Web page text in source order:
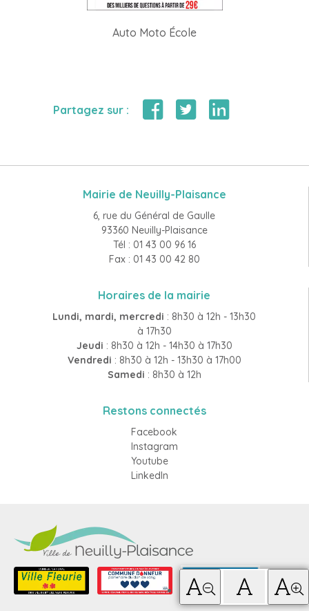
Auto Moto École
Partagez sur :
Mairie de Neuilly-Plaisance
6, rue du Général de Gaulle
93360 Neuilly-Plaisance
Tél : 01 43 00 96 16
Fax : 01 43 00 42 80
Horaires de la mairie
Lundi, mardi, mercredi : 8h30 à 12h - 13h30
à 17h30
Jeudi : 8h30 à 12h - 14h30 à 17h30
Vendredi : 8h30 à 12h - 13h30 à 17h00
Samedi : 8h30 à 12h
Restons connectés
Facebook
Instagram
Youtube
LinkedIn